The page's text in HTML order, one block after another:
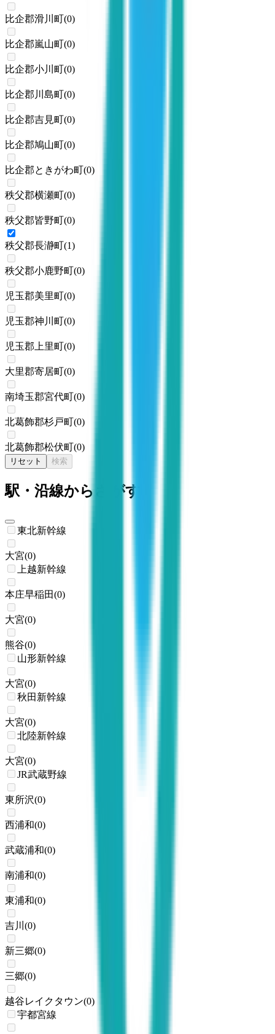
比企郡滑川町(0)
比企郡嵐山町(0)
比企郡小川町(0)
比企郡川島町(0)
比企郡吉見町(0)
比企郡鳩山町(0)
比企郡ときがわ町(0)
秩父郡横瀬町(0)
秩父郡皆野町(0)
秩父郡長瀞町(1)
秩父郡小鹿野町(0)
児玉郡美里町(0)
児玉郡神川町(0)
児玉郡上里町(0)
大里郡寄居町(0)
南埼玉郡宮代町(0)
北葛飾郡杉戸町(0)
北葛飾郡松伏町(0)
リセット 検索
駅・沿線からさがす
東北新幹線
大宮(0)
上越新幹線
本庄早稲田(0)
大宮(0)
熊谷(0)
山形新幹線
大宮(0)
秋田新幹線
大宮(0)
北陸新幹線
大宮(0)
JR武蔵野線
東所沢(0)
西浦和(0)
武蔵浦和(0)
南浦和(0)
東浦和(0)
吉川 (0)
新三郷(0)
三郷(0)
越谷レイクタウン(0)
宇都宮線